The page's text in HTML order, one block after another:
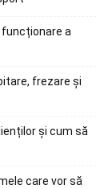
funcționare a
frezare și
și cum să
care vor să